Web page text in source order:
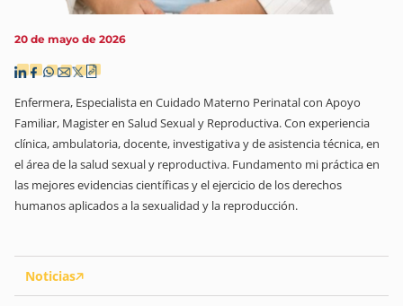
Noticias
20 de mayo de 2026
Enfermera, Especialista en Cuidado Materno Perinatal con Apoyo
Familiar, Magister en Salud Sexual y Reproductiva. Con experiencia
clínica, ambulatoria, docente, investigativa y de asistencia técnica, en
el área de la salud sexual y reproductiva. Fundamento mi práctica en
las mejores evidencias científicas y el ejercicio de los derechos
humanos aplicados a la sexualidad y la reproducción.